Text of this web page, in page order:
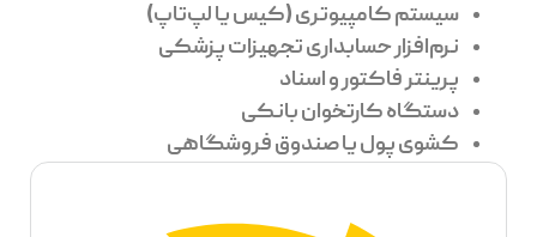
سیستم کامپیوتری (کیس یا لپ‌تاپ)
نرم‌افزار حسابداری تجهیزات پزشکی
پرینتر فاکتور و اسناد
دستگاه کارتخوان بانکی
کشوی پول یا صندوق فروشگاهی